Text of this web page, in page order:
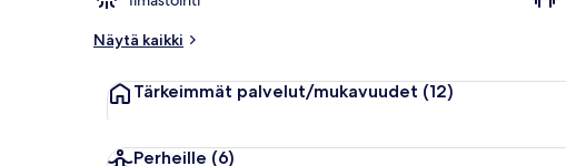
Näytä kaikki
Tärkeimmät palvelut/mukavuudet (12)
Perheille (6)